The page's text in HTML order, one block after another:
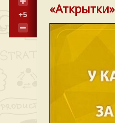
+5 «Аткрытки»